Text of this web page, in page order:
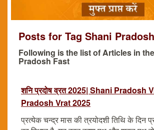
Posts for Tag Shani
Following is the list of Articles in
Pradosh Fast
शनि प्रदोष व्रत 2025| Shani Pradosh
Pradosh Vrat 2025
प्रत्येक चन्द्र मास की त्रयोदशी तिथि के दिन